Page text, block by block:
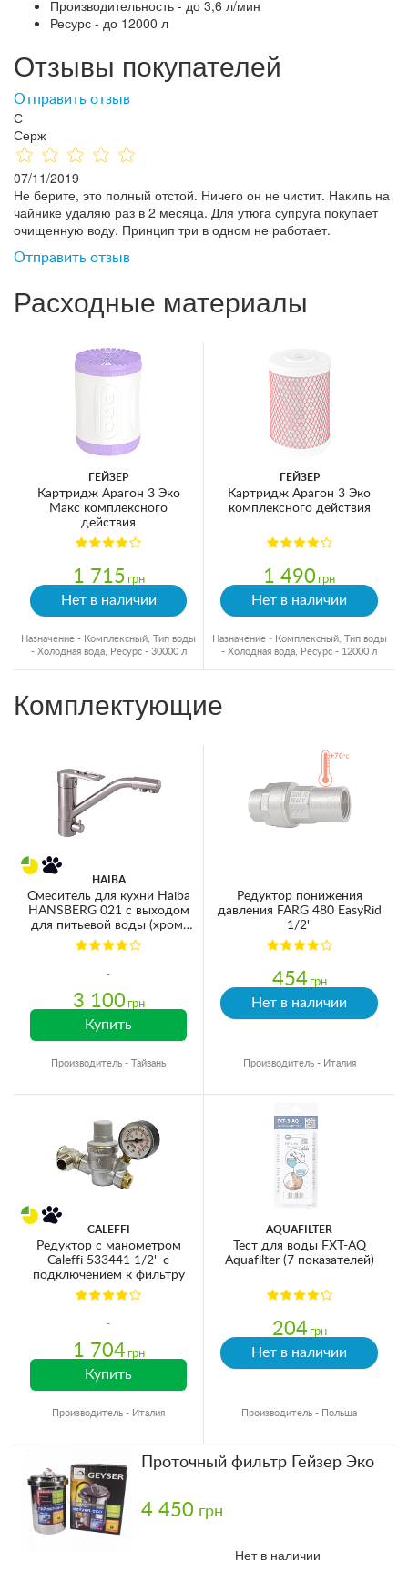
Производительность - до 3,6 л/мин
Ресурс - до 12000 л
Отзывы покупателей
Отправить отзыв
С
Серж
07/11/2019
Не берите, это полный отстой. Ничего он не чистит. Накипь на
чайнике удаляю раз в 2 месяца. Для утюга супруга покупает
очищенную воду. Принцип три в одном не работает.
Отправить отзыв
Расходные материалы
ГЕЙЗЕР
Картридж Арагон 3 Эко
Макс комплексного
действия
1 715 грн
Нет в наличии
Назначение - Комплексный, Тип воды
- Холодная вода, Ресурс - 30000 л
ГЕЙЗЕР
Картридж Арагон 3 Эко
комплексного действия
1 490 грн
Нет в наличии
Назначение - Комплексный, Тип воды
- Холодная вода, Ресурс - 12000 л
Комплектующие
HAIBA
Смеситель для кухни Haiba
HANSBERG 021 с выходом
для питьевой воды (хром)
(HB3914)
3 100 грн
Купить
Производитель - Тайвань
Редуктор понижения
давления FARG 480 EasyRid
1/2''
454 грн
Нет в наличии
Производитель - Италия
CALEFFI
Редуктор с манометром
Caleffi 533441 1/2'' с
подключением к фильтру
1 704 грн
Купить
Производитель - Италия
AQUAFILTER
Тест для воды FXT-AQ
Aquafilter (7 показателей)
204 грн
Нет в наличии
Производитель - Польша
Проточный фильтр Гейзер Эко
4 450 грн
Нет в наличии